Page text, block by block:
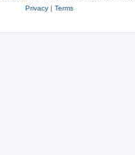
Privacy| Terms